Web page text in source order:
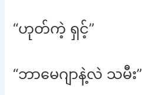
“ဟုတ်ကဲ့ ရှင့်”
“ဘာမေဂျာနဲ့လဲ သမီး”